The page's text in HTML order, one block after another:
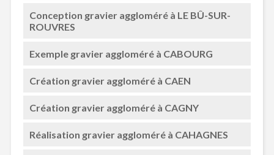
Conception gravier aggloméré à LE BÛ-SUR-
ROUVRES
Exemple gravier aggloméré à CABOURG
Création gravier aggloméré à CAEN
Création gravier aggloméré à CAGNY
Réalisation gravier aggloméré à CAHAGNES